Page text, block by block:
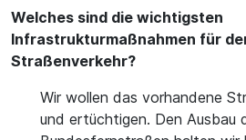
Welches sind die wichtigsten
Infrastrukturmaßnahmen für
Straßenverkehr?
Wir wollen das vorhandene
und ertüchtigen. Den Ausbau